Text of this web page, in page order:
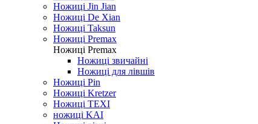
Ножиці Jin Jian
Ножиці De Xian
Ножиці Taksun
Ножиці Premax
Ножиці Premax
Ножиці звичайні
Ножиці для лівшів
Ножиці Pin
Ножиці Kretzer
Ножиці TEXI
ножиці KAI